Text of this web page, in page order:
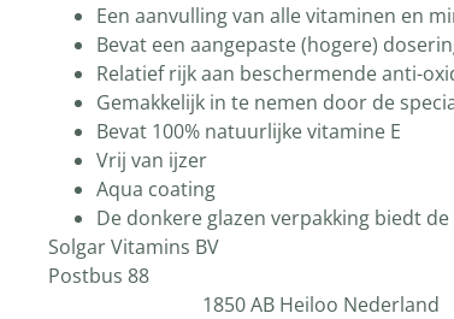
Een aanvulling van alle vitaminen en
Bevat een aangepaste (hogere)
Relatief rijk aan beschermende anti-
Gemakkelijk in te nemen door de
Bevat 100% natuurlijke vitamine E
Vrij van ijzer
Aqua coating
De donkere glazen verpakking biedt
Solgar Vitamins BV
1850 AB Heiloo Nederland